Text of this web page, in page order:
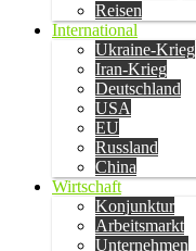
Reisen
International
Ukraine-Krieg
Iran-Krieg
Deutschland
USA
EU
Russland
China
Wirtschaft
Konjunktur
Arbeitsmarkt
Unternehmen